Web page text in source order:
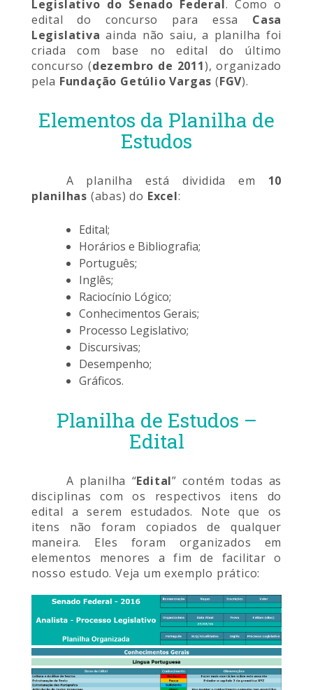
Legislativo do Senado Federal . Como o
edital do concurso para essa Casa
Legislativa ainda não saiu, a planilha foi
criada com base no edital do último
concurso (dezembro de 2011), organizado
pela Fundação Getúlio Vargas (FGV).
Elementos da Planilha de
Estudos
A planilha está dividida em 10
planilhas (abas) do Excel:
Edital;
Horários e Bibliografia;
Português;
Inglês;
Raciocínio Lógico;
Conhecimentos Gerais;
Processo Legislativo;
Discursivas;
Desempenho;
Gráficos.
Planilha de Estudos –
Edital
A planilha “Edital” contém todas as
disciplinas com os respectivos itens do
edital a serem estudados. Note que os
itens não foram copiados de qualquer
maneira. Eles foram organizados em
elementos menores a fim de facilitar o
nosso estudo. Veja um exemplo prático: